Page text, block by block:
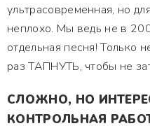
ультрасовременная, но
неплохо. Мы ведь не в
отдельная песня! Только
раз ТАПНУТЬ, чтобы не
СЛОЖНО, НО
КОНТРОЛЬНАЯ